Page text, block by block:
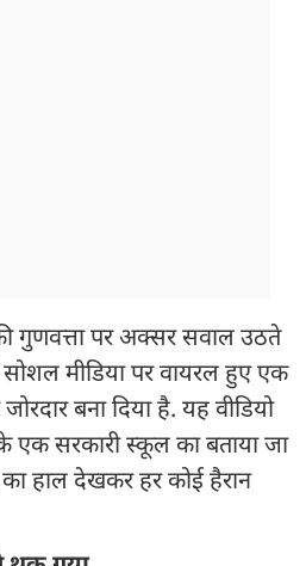
गुणवत्ता पर अक्सर सवाल उठते
मीडिया पर वायरल हुए एक
बना दिया है. यह वीडियो
एक सरकारी स्कूल का बताया जा
हाल देखकर हर कोई हैरान